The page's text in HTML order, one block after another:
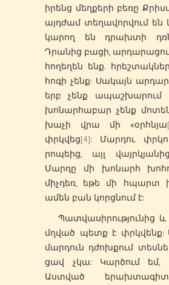
իրենց մեղքերի բեռը
այդժամ տեղավորվում են
կարող են դրախտի
Դրանից բացի,
հողեղեն ենք.
հոգի չենք: Սակայն
երբ չենք ապաշխարում
խոնարհաբար չենք
խաչի վրա մի «օրհնյա
փրկվեց[4]: Մարդու
րոպեից, այլ
Մարդը մի խոնարհ
միչդեռ, եթե մի հպարտ
ամեն բան կորցնում է:
Պատվասիրությունից և
մղված պետք է
մարդուն դժոխքում
ցավ չկա: Կարծում եմ,
Աստված